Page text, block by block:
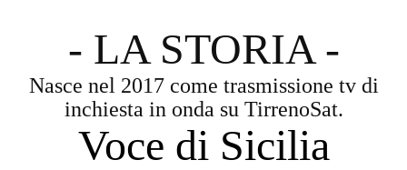
- LA STORIA -
Nasce nel 2017 come trasmissione tv di
inchiesta in onda su TirrenoSat.
Voce di Sicilia